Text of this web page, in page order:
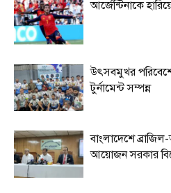
আর্জেন্টিনাকে
উৎসবমুখর
টুর্নামেন্ট সম্পন্ন
বাংলাদেশে
আয়োজন সরকার